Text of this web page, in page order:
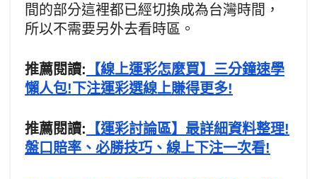
間的部分這裡都已經切換成為台灣時間，
所以不需要另外去看時區。
推薦閱讀: 【線上運彩怎麼買】三分鐘速學
懶人包!下注運彩選線上賺得更多!
推薦閱讀: 【運彩討論區】最詳細資料整理!
盤口賠率、必勝技巧、線上下注一次看!